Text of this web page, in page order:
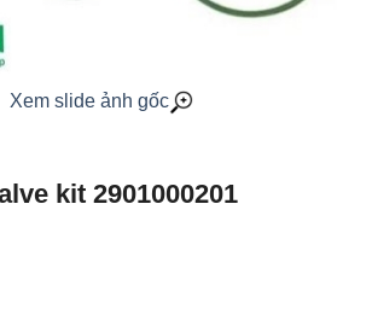
Xem slide ảnh gốc
kit 2901000201